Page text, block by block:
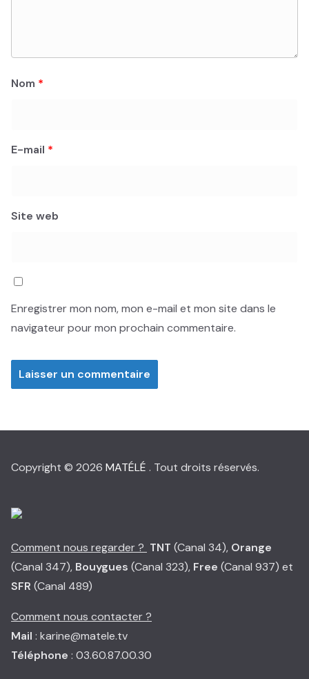
Nom *
E-mail *
Site web
Enregistrer mon nom, mon e-mail et mon site dans le
navigateur pour mon prochain commentaire.
Copyright © 2026 MATÉLÉ . Tout droits réservés.
Comment nous regarder ? TNT (Canal 34), Orange
(Canal 347), Bouygues (Canal 323), Free (Canal 937) et
SFR (Canal 489)
Comment nous contacter ?
Mail : karine@matele.tv
Téléphone : 03.60.87.00.30